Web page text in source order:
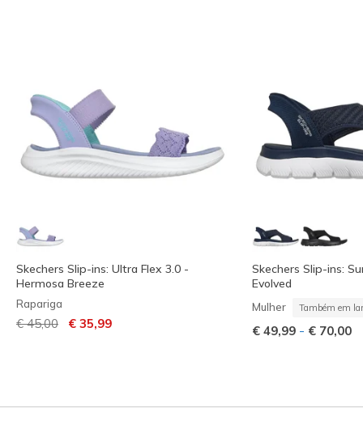
Skechers Slip-ins: Ultra Flex 3.0 -
Hermosa Breeze
Rapariga
Preço com desconto de
€ 45,00 para
€ 35,99
Skechers Slip-ins:
Evolved
Mulher Também em
€ 49,99 - € 70,00